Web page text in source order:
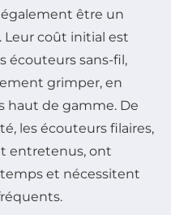
également être un
Leur coût initial est
écouteurs sans-fil,
grimper, en
haut de gamme. De
les écouteurs filaires,
entretenus, ont
et nécessitent